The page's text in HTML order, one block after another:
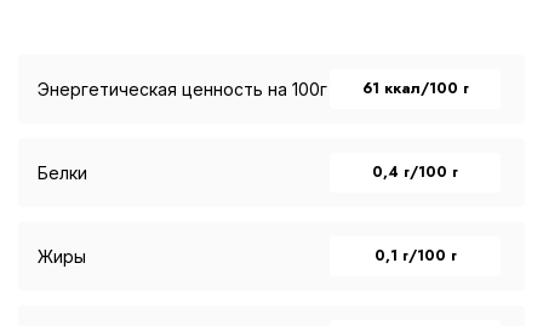
Энергетическая ценность на 100г 61 ккал/100 г
Белки 0,4 г/100 г
Жиры 0,1 г/100 г